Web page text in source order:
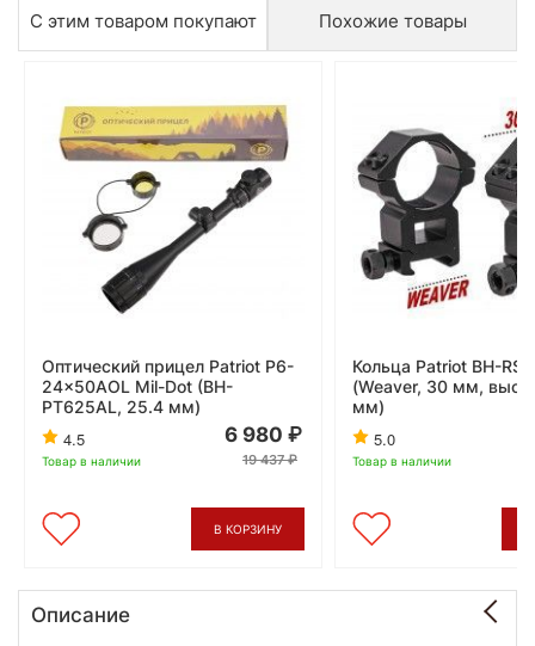
С этим товаром покупают Похожие товары
Оптический прицел Patriot P6-
24x50AOL Mil-Dot (BH-
PT625AL, 25.4 мм)
4.5
Товар в наличии
6 980
19 437
В КОРЗИНУ
Кольца Patriot BH-
(Weaver, 30 мм,
мм)
5.0
Товар в наличии
Описание